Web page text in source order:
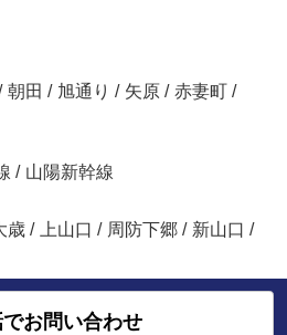
朝田 / 旭通り / 矢原 / 赤妻町 /
/ 山陽新幹線
歳 / 上山口 / 周防下郷 / 新山口 /
お問い合わせ